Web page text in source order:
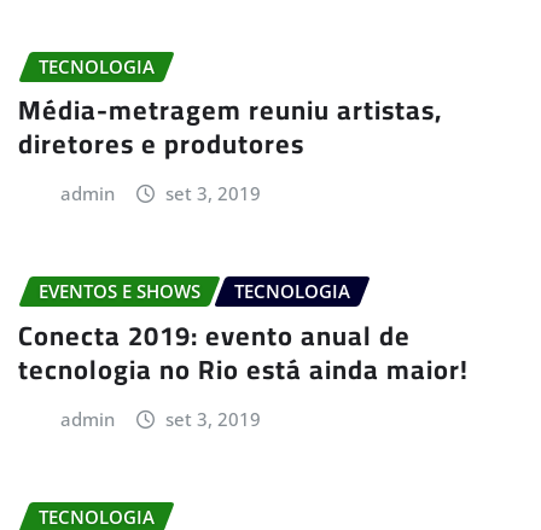
TECNOLOGIA
Média-metragem reuniu artistas,
diretores e produtores
admin set 3, 2019
EVENTOS E SHOWS TECNOLOGIA
Conecta 2019: evento anual de
tecnologia no Rio está ainda maior!
admin set 3, 2019
TECNOLOGIA